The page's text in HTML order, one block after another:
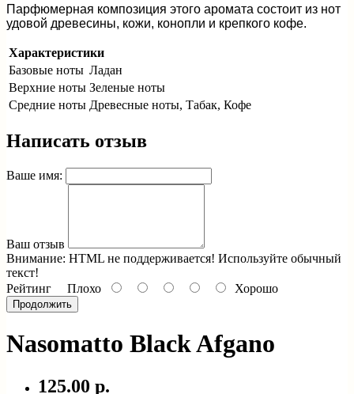
Парфюмерная композиция этого аромата состоит из нот
удовой древесины, кожи, конопли и крепкого кофе.
Характеристики
Базовые ноты Ладан
Верхние ноты Зеленые ноты
Средние ноты Древесные ноты, Табак, Кофе
Написать отзыв
Ваше имя:
Ваш отзыв
Внимание: HTML не поддерживается! Используйте обычный
текст!
Рейтинг Плохо Хорошо
Продолжить
Nasomatto Black Afgano
125.00 р.